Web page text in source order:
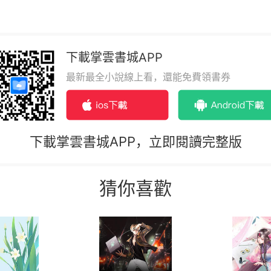
下載掌雲書城APP
最新最全小說線上看，還能免費領書券
下載掌雲書城APP，立即閱讀完整版
猜你喜歡